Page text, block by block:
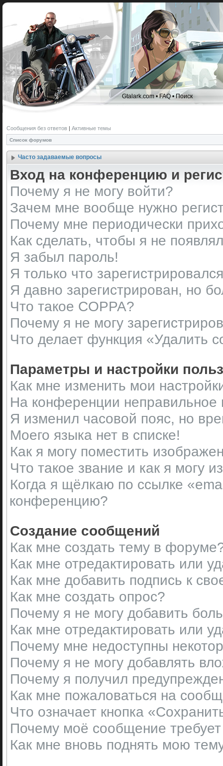
Gtalark.com •FAQ•Поиск
Сообщения без ответов | Активные темы
Список форумов
Часто задаваемые вопросы
Вход на конференцию и
Почему я не могу войти?
Зачем мне вообще нужно
Почему мне периодически
Как сделать, чтобы я не
Я забыл пароль!
Я только что
Я давно зарегистрирован, но
Что такое COPPA?
Почему я не могу
Что делает функция «Удалить
Параметры и настройки
Как мне изменить мои
На конференции неправильное
Я изменил часовой пояс, но
Моего языка нет в списке!
Как я могу поместить
Что такое звание и как я могу
Когда я щёлкаю по ссылке
конференцию?
Создание сообщений
Как мне создать тему в
Как мне отредактировать или
Как мне добавить подпись к
Как мне создать опрос?
Почему я не могу добавить
Как мне отредактировать или
Почему мне недоступны
Почему я не могу добавлять
Почему я получил
Как мне пожаловаться на
Что означает кнопка
Почему моё сообщение
Как мне вновь поднять мою